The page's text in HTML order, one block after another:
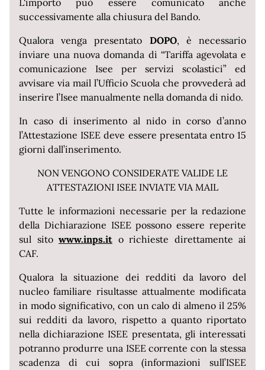
L'importo può essere comunicato anche
successivamente alla chiusura del Bando.
Qualora venga presentato DOPO, è necessario
inviare una nuova domanda di “Tariffa agevolata e
comunicazione Isee per servizi scolastici” ed
avvisare via mail l’Ufficio Scuola che provvederà ad
inserire l’Isee manualmente nella domanda di nido.
In caso di inserimento al nido in corso d’anno
l’Attestazione ISEE deve essere presentata entro 15
giorni dall’inserimento.
NON VENGONO CONSIDERATE VALIDE LE
ATTESTAZIONI ISEE INVIATE VIA MAIL
Tutte le informazioni necessarie per la redazione
della Dichiarazione ISEE possono essere reperite
sul sito www.inps.it o richieste direttamente ai
CAF.
Qualora la situazione dei redditi da lavoro del
nucleo familiare risultasse attualmente modificata
in modo significativo, con un calo di almeno il 25%
sui redditi da lavoro, rispetto a quanto riportato
nella dichiarazione ISEE presentata, gli interessati
potranno produrre una ISEE corrente con la stessa
scadenza di cui sopra (informazioni sull’ISEE